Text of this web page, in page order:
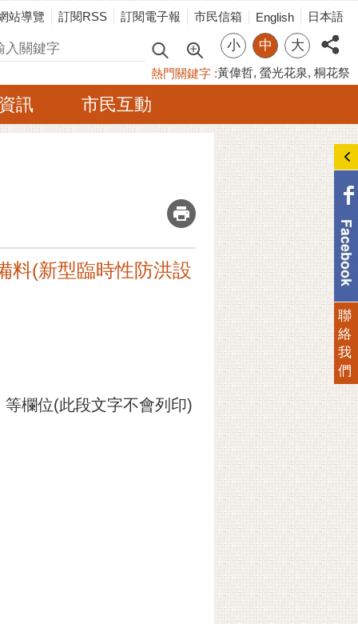
站導覽 訂閱RSS 訂閱電子報 市民信箱 English 日本語
小 中 大
熱門關鍵字 黃偉哲 螢光花泉 桐花祭
訊 市民互動
_
料(新型臨時性防洪設
欄位(此段文字不會列印)
聯
絡
我
們